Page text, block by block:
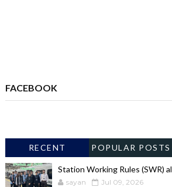
FACEBOOK
RECENT POPULAR POSTS
Station Working Rules (SWR)
sayan Jul 09, 2026